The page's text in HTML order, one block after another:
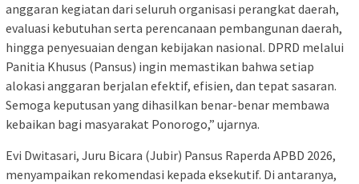
anggaran kegiatan dari seluruh organisasi perangkat daerah,
evaluasi kebutuhan serta perencanaan pembangunan daerah,
hingga penyesuaian dengan kebijakan nasional. DPRD melalui
Panitia Khusus (Pansus) ingin memastikan bahwa setiap
alokasi anggaran berjalan efektif, efisien, dan tepat sasaran.
Semoga keputusan yang dihasilkan benar-benar membawa
kebaikan bagi masyarakat Ponorogo,” ujarnya.
Evi Dwitasari, Juru Bicara (Jubir) Pansus Raperda APBD 2026,
menyampaikan rekomendasi kepada eksekutif. Di antaranya,